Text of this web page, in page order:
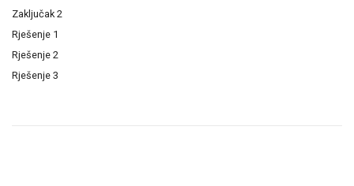
Zaključak 2
Rješenje 1
Rješenje 2
Rješenje 3